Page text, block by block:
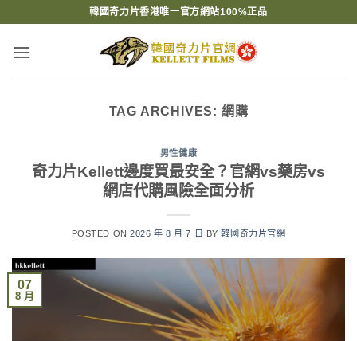
content
韓國奇力片香港唯一官方網站100%正品
TAG ARCHIVES: 網購
男性健康
奇力片Kellett邊度買最安全？官網vs藥房vs
網店代購風險全面分析
POSTED ON2026 年 8 月 7 日 BY韓國奇力片官網
07
8 月